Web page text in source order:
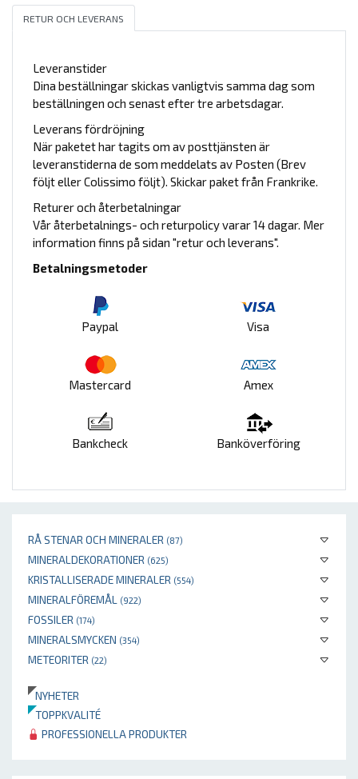
RÅ STENAR OCH MINERALER (87)
MINERALDEKORATIONER (625)
KRISTALLISERADE MINERALER (554)
MINERALFÖREMÅL (922)
FOSSILER (174)
MINERALSMYCKEN (354)
METEORITER (22)
NYHETER
TOPPKVALITÉ
PROFESSIONELLA PRODUKTER
RETUR OCH LEVERANS
Leveranstider
Dina beställningar skickas vanligtvis samma dag som
beställningen och senast efter tre arbetsdagar.
Leverans fördröjning
När paketet har tagits om av posttjänsten är
leveranstiderna de som meddelats av Posten (Brev
följt eller Colissimo följt). Skickar paket från Frankrike.
Returer och återbetalningar
Vår återbetalnings- och returpolicy varar 14 dagar. Mer
information finns på sidan "retur och leverans".
Betalningsmetoder
Paypal Visa
Mastercard Amex
Bankcheck Banköverföring